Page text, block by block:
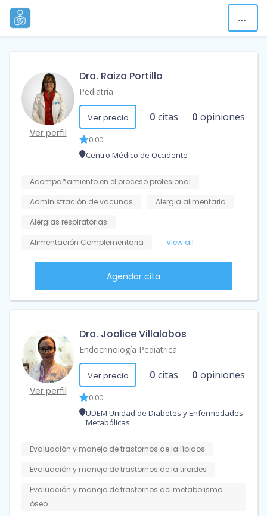
Ver perfil
Dra. Raiza Portillo
Pediatría
Ver precio 0 citas 0 opiniones
0.00
Centro Médico de Occidente
Acompañamiento en el proceso profesional
Administración de vacunas
Alergia alimentaria
Alergias respiratorias
Alimentación Complementaria
View all
Agendar cita
Ver perfil
Dra. Joalice Villalobos
Endocrinología Pediatrica
Ver precio 0 citas 0 opiniones
0.00
UDEM Unidad de Diabetes y Enfermedades
Metabólicas
Evaluación y manejo de trastornos de la lípidos
Evaluación y manejo de trastornos de la tiroides
Evaluación y manejo de trastornos del metabolismo
óseo